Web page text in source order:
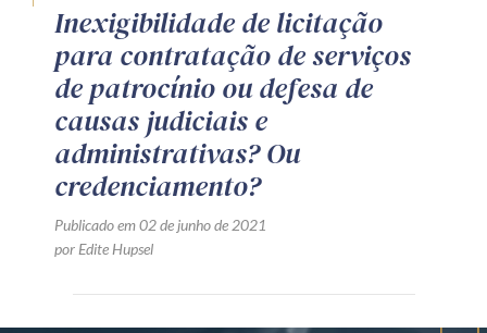
Inexigibilidade de licitação
para contratação de serviços
de patrocínio ou defesa de
causas judiciais e
administrativas? Ou
credenciamento?
Publicado em 02 de junho de 2021
por Edite Hupsel